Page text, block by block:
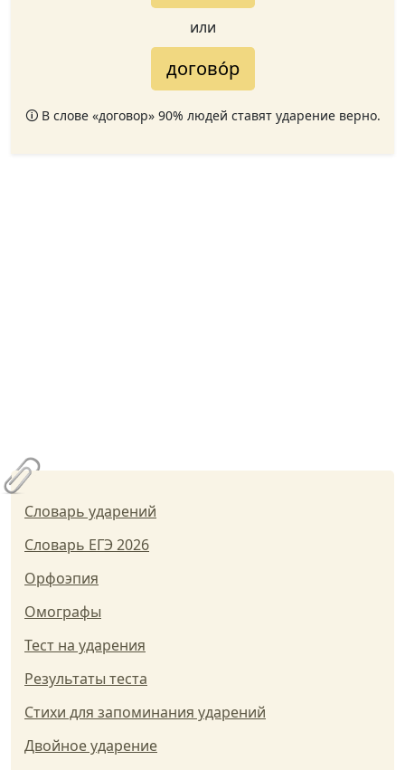
или
догово́р
🛈 В слове «договор» 90% людей ставят ударение верно.
Словарь ударений
Словарь ЕГЭ 2026
Орфоэпия
Омографы
Тест на ударения
Результаты теста
Стихи для запоминания ударений
Двойное ударение